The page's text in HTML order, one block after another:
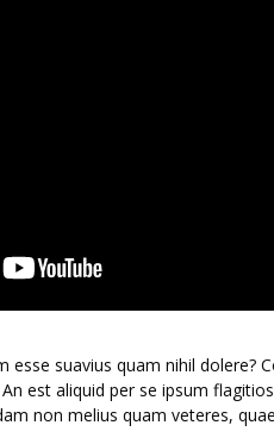
esse suavius quam nihil dolere?
est aliquid per se ipsum
non melius quam veteres,